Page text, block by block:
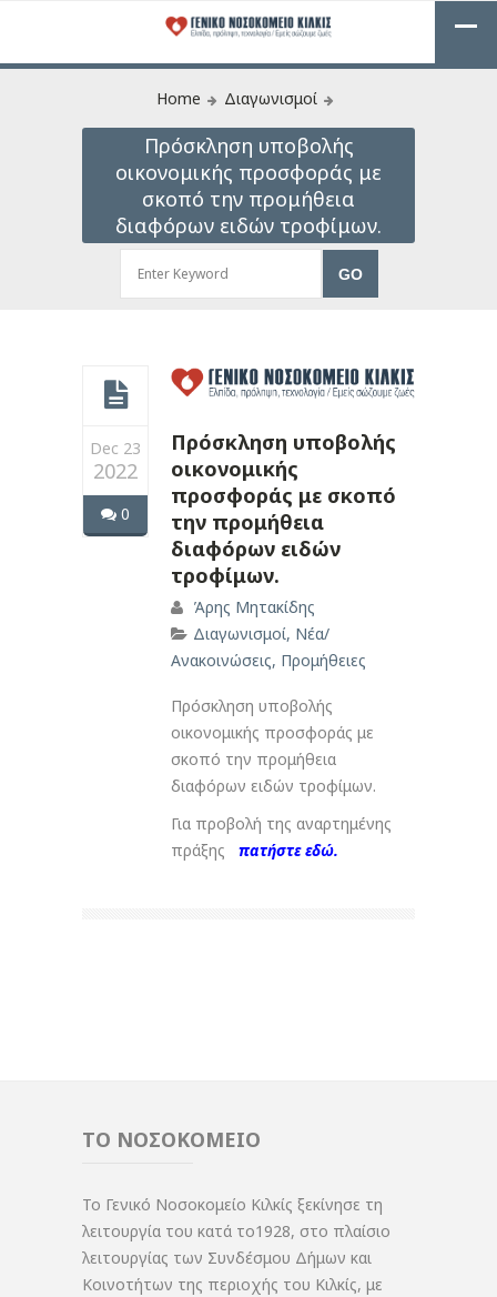
Home Διαγωνισμοί
Πρόσκληση υποβολής
οικονομικής προσφοράς με
σκοπό την προμήθεια
διαφόρων ειδών τροφίμων.
Dec 23
2022
0
Πρόσκληση υποβολής
οικονομικής
προσφοράς με σκοπό
την προμήθεια
διαφόρων ειδών
τροφίμων.
Άρης Μητακίδης
Διαγωνισμοί, Νέα/
Ανακοινώσεις, Προμήθειες
Πρόσκληση υποβολής
οικονομικής προσφοράς με
σκοπό την προμήθεια
διαφόρων ειδών τροφίμων.
Για προβολή της αναρτημένης
πράξης πατήστε εδώ.
ΤΟ ΝΟΣΟΚΟΜΕΙΟ
Το Γενικό Νοσοκομείο Κιλκίς ξεκίνησε τη
λειτουργία του κατά το1928, στο πλαίσιο
λειτουργίας των Συνδέσμου Δήμων και
Κοινοτήτων της περιοχής του Κιλκίς, με